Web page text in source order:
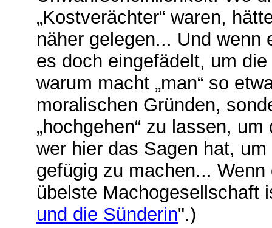
„Kostverächter“ waren,
näher gelegen... Und
es doch eingefädelt, um
warum macht „man“ so
moralischen Gründen,
„hochgehen“ zu lassen,
wer hier das Sagen hat,
gefügig zu machen...
übelste Machogesellschaft
und die Sünderin".)